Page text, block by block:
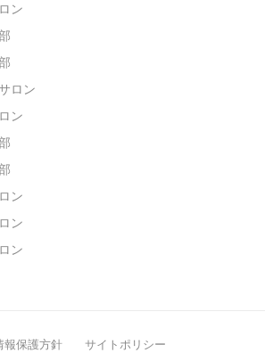
ン
ロン
ン
ン
ン
ン
報保護方針 サイトポリシー